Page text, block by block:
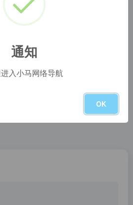
爱盘搜,最好用的夸克资源搜索站,每天更新海量资源
Yapan - 网盘检索工具
通知
入小马网络导航
OK